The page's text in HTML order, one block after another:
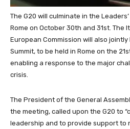
The G20 will culminate in the
Rome on October 30th and 31st. The
European Commission will also
Summit, to be held in Rome on the
enabling a response to the major
crisis.
The President of the General
the meeting, called upon the G20 to
leadership and to provide support